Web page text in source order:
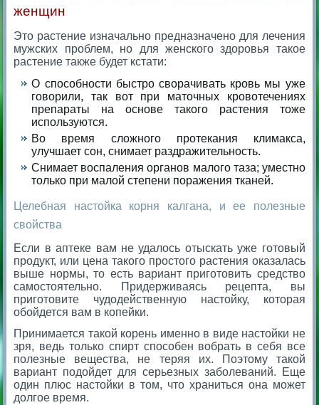
женщин
Это растение изначально предназначено для лечения
мужских проблем, но для женского здоровья такое
растение также будет кстати:
О способности быстро сворачивать кровь мы уже
говорили, так вот при маточных кровотечениях
препараты на основе такого растения тоже
используются.
Во время сложного протекания климакса,
улучшает сон, снимает раздражительность.
Снимает воспаления органов малого таза; уместно
только при малой степени поражения тканей.
Целебная настойка корня калгана, и ее полезные
свойства
Если в аптеке вам не удалось отыскать уже готовый
продукт, или цена такого простого растения оказалась
выше нормы, то есть вариант приготовить средство
самостоятельно. Придерживаясь рецепта, вы
приготовите чудодейственную настойку, которая
обойдется вам в копейки.
Принимается такой корень именно в виде настойки не
зря, ведь только спирт способен вобрать в себя все
полезные вещества, не теряя их. Поэтому такой
вариант подойдет для серьезных заболеваний. Еще
один плюс настойки в том, что храниться она может
долгое время.